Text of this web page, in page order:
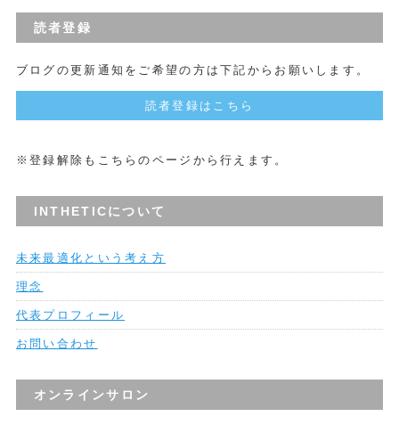
読者登録
ブログの更新通知をご希望の方は下記からお願いします。
読者登録はこちら
※登録解除もこちらのページから行えます。
INTHETICについて
未来最適化という考え方
理念
代表プロフィール
お問い合わせ
オンラインサロン